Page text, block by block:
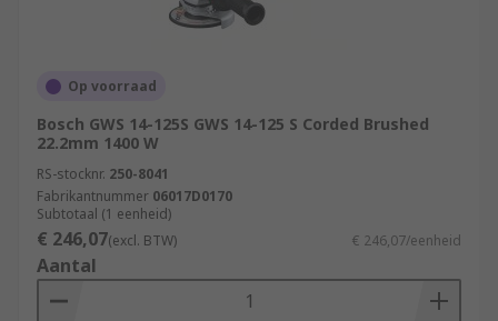
Op voorraad
Bosch GWS 14-125S GWS 14-125 S Corded Brushed
22.2mm 1400 W
RS-stocknr. 250-8041
Fabrikantnummer 06017D0170
Subtotaal (1 eenheid)
€ 246,07(excl. BTW) € 246,07/eenheid
Aantal